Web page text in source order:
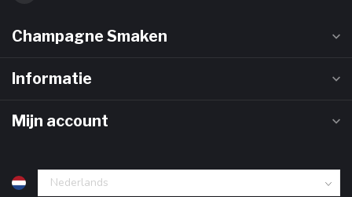
Champagne Smaken
Informatie
Mijn account